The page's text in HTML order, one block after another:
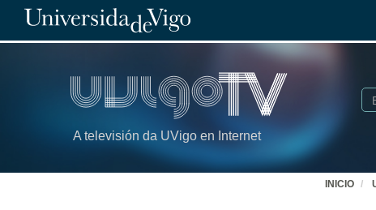
A televisión da UVigo en Internet
INICIO